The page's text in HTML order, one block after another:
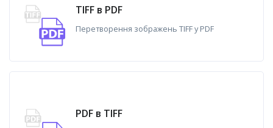
TIFF в PDF
Перетворення зображень TIFF у PDF
PDF в TIFF